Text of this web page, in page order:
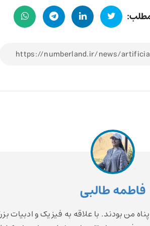
فاطمه طالبی
من بودند. با علاقه به فیزیک و ادبیات